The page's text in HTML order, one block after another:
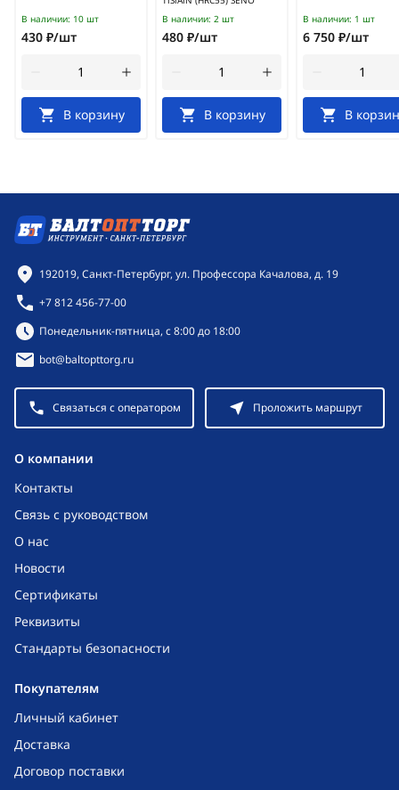
В наличии: 10 шт
430 ₽/шт
В корзину
В наличии: 2 шт
480 ₽/шт
В корзину
В наличии: 1 шт
6 750 ₽/шт
В
O компании
Контакты
Связь с руководством
О нас
Новости
Сертификаты
Реквизиты
Стандарты безопасности
Покупателям
Личный кабинет
Доставка
Договор поставки
Контактная информация
192019, Санкт-Петербург, ул. Профессора Качалова, д. 19
+7 812 456-77-00
Режим работы:
Понедельник-пятница, с 8:00 до 18:00
bot@baltopttorg.ru
Связаться с оператором Проложить маршрут